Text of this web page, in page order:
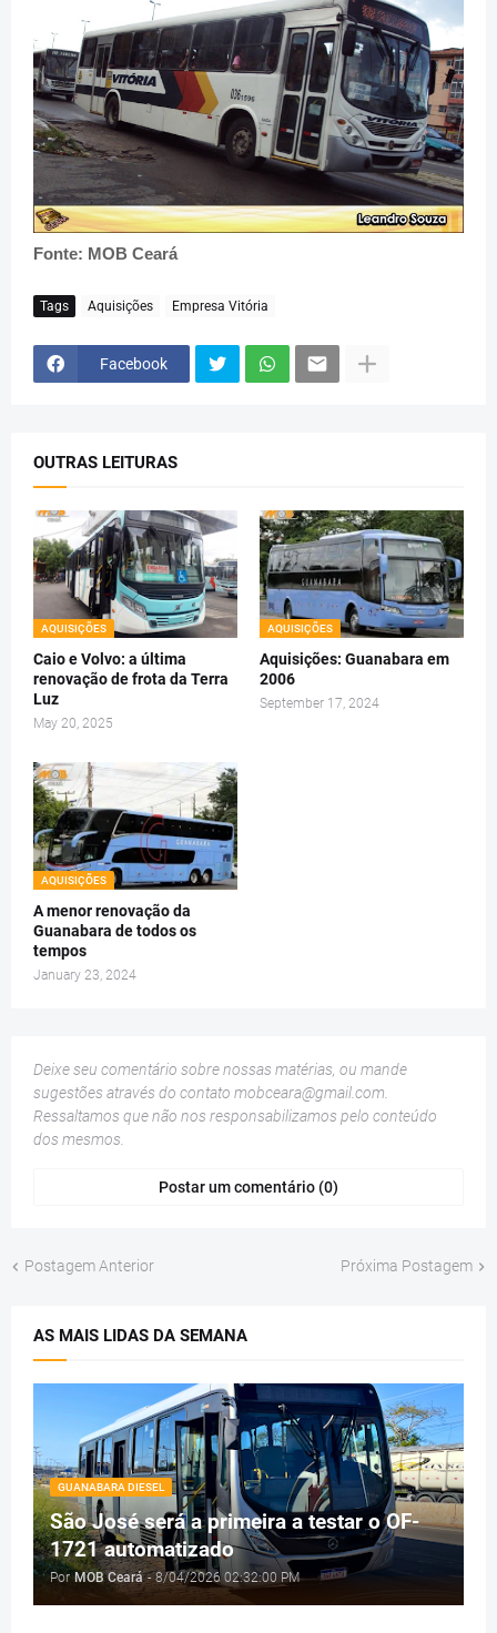
Fonte: MOB Ceará
Tags Aquisições Empresa Vitória
Facebook
OUTRAS LEITURAS
AQUISIÇÕES
Caio e Volvo: a última
renovação de frota da Terra
Luz
May 20, 2025
AQUISIÇÕES
Aquisições: Guanabara em
2006
September 17, 2024
AQUISIÇÕES
A menor renovação da
Guanabara de todos os
tempos
January 23, 2024
Deixe seu comentário sobre nossas matérias, ou mande
sugestões através do contato mobceara@gmail.com.
Ressaltamos que não nos responsabilizamos pelo conteúdo
dos mesmos.
Postar um comentário (0)
Postagem Anterior Próxima Postagem
AS MAIS LIDAS DA SEMANA
GUANABARA DIESEL
São José será a primeira a testar o OF-
1721 automatizado
Por MOB Ceará - 8/04/2026 02:32:00 PM